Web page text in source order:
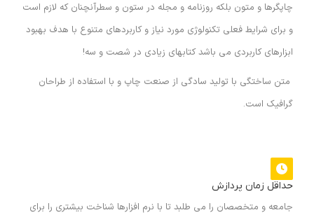
چاپگرها و متون بلکه روزنامه و مجله در ستون و سطرآنچنان که لازم است
و برای شرایط فعلی تکنولوژی مورد نیاز و کاربردهای متنوع با هدف بهبود
ابزارهای کاربردی می باشد کتابهای زیادی در شصت و سه!
متن ساختگی با تولید سادگی از صنعت چاپ و با استفاده از طراحان
گرافیک است.
حداقل زمان پردازش
جامعه و متخصصان را می طلبد تا با نرم افزارها شناخت بیشتری را برای